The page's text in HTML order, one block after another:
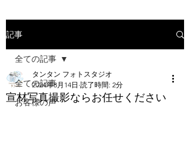
記事
全ての記事
お客様の声
全ての記事
宣材写真撮影ならお任せください
タンタン フォトスタジオ
2024年8月14日 読了時間: 2分